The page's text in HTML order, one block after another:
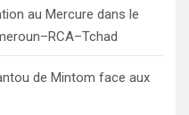
au Mercure dans le
de Mintom face aux